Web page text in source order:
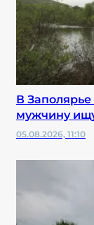
В
мужчину
05.08.2026, 11:10